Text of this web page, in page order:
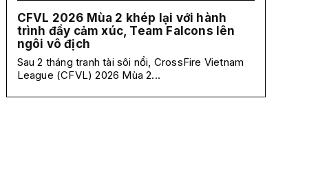
CFVL 2026 Mùa 2 khép lại với hành
trình đầy cảm xúc, Team Falcons lên
ngôi vô địch
Sau 2 tháng tranh tài sôi nổi, CrossFire Vietnam
League (CFVL) 2026 Mùa 2...